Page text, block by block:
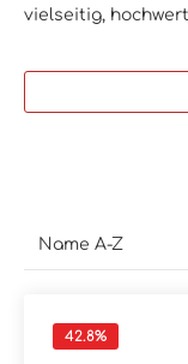
vielseitig,
42.8%